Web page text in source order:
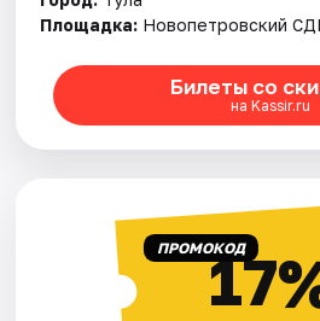
Площадка: Новопетровский
Билеты со
на Kassir.ru
ПРОМОКОД